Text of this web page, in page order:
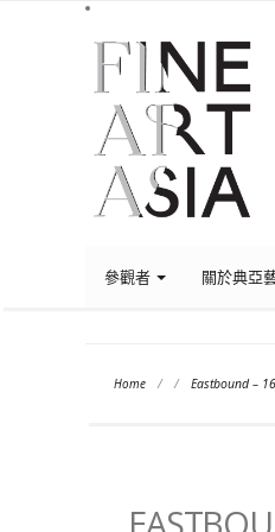
參觀者 關於典亞
Home / / Eastbound –